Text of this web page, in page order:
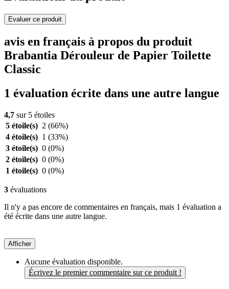
Evaluer ce produit
avis en français à propos du produit
Brabantia Dérouleur de Papier Toilette
Classic
1 évaluation écrite dans une autre langue
4,7 sur 5 étoiles
5 étoile(s) 2 (66%)
4 étoile(s) 1 (33%)
3 étoile(s) 0 (0%)
2 étoile(s) 0 (0%)
1 étoile(s) 0 (0%)
3 évaluations
Il n'y a pas encore de commentaires en français, mais 1 évaluation a
été écrite dans une autre langue.
Afficher
Aucune évaluation disponible.
Écrivez le premier commentaire sur ce produit !